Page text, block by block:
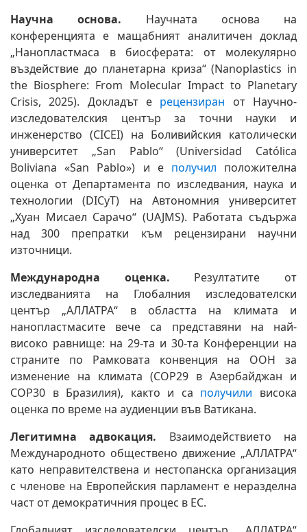
Научна основа. Научната основа на
конференцията е мащабният аналитичен доклад
„Нанопластмаса в биосферата: от молекулярно
въздействие до планетарна криза“ (Nanoplastics in
the Biosphere: From Molecular Impact to Planetary
Crisis, 2025). Докладът е рецензиран от Научно-
изследователския център за точни науки и
инженерство (CICEI) на Боливийския католически
университет „San Pablo“ (Universidad Católica
Boliviana «San Pablo») и е получил положителна
оценка от Департамента по изследвания, наука и
технологии (DICyT) на Автономния университет
„Хуан Мисаел Сарачо“ (UAJMS). Работата съдържа
над 300 препратки към рецензирани научни
източници.
Международна оценка. Резултатите от
изследванията на Глобалния изследователски
център „АЛЛАТРА“ в областта на климата и
нанопластмасите вече са представяни на най-
високо равнище: на 29-та и 30-та Конференции на
страните по Рамковата конвенция на ООН за
изменение на климата (COP29 в Азербайджан и
COP30 в Бразилия), както и са получили висока
оценка по време на аудиенции във Ватикана.
Легитимна адвокация. Взаимодействието на
Международното обществено движение „АЛЛАТРА“
като неправителствена и нестопанска организация
с членове на Европейския парламент е неразделна
част от демократичния процес в ЕС.